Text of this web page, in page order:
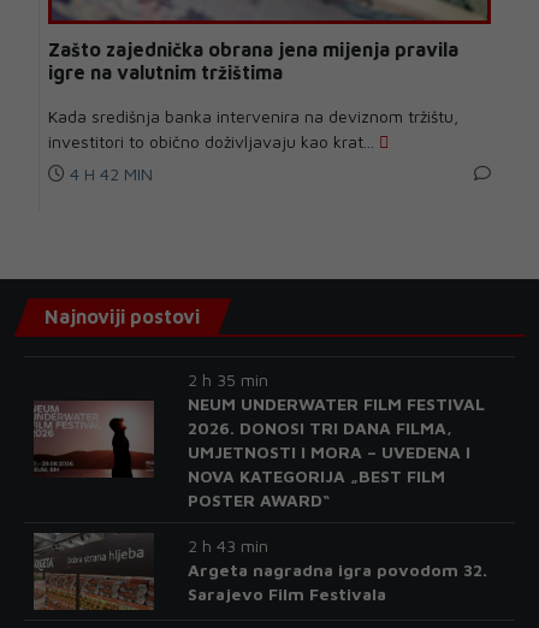
Zašto zajednička obrana jena mijenja pravila
igre na valutnim tržištima
Kada središnja banka intervenira na deviznom tržištu,
investitori to obično doživljavaju kao krat...
4 H 42 MIN
Najnoviji postovi
2 h 35 min
NEUM UNDERWATER FILM FESTIVAL
2026. DONOSI TRI DANA FILMA,
UMJETNOSTI I MORA – UVEDENA I
NOVA KATEGORIJA „BEST FILM
POSTER AWARD“
2 h 43 min
Argeta nagradna igra povodom 32.
Sarajevo Film Festivala